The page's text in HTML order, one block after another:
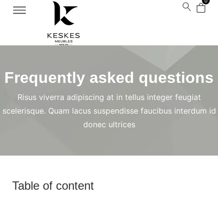
Frequently asked questions
Risus viverra adipiscing at in tellus integer feugiat
scelerisque. Quam lacus suspendisse faucibus interdum id
donec ultrices
Table of content